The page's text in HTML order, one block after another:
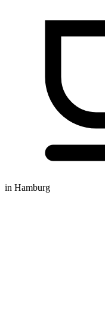
in Hamburg